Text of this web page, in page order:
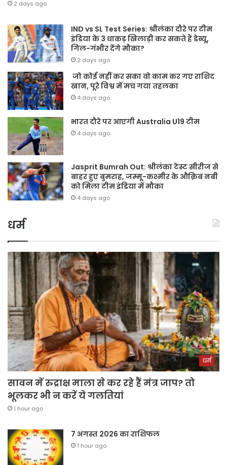
2 days ago
IND vs SL Test Series: श्रीलंका दौरे पर टीम
इंडिया के 3 धाकड़ खिलाड़ी कर सकते हैं डेब्यू,
गिल-गंभीर देंगे मौका?
2 days ago
जो कोई नहीं कर सका वो काम कर गए राशिद
खान, पूरे विश्व में मच गया तहलका
4 days ago
भारत दौरे पर आएगी Australia U19 टीम
4 days ago
Jasprit Bumrah Out: श्रीलंका टेस्ट सीरीज से
बाहर हुए बुमराह, जम्मू-कश्मीर के औक़िब नबी
को मिला टीम इंडिया में मौका
4 days ago
धर्म
धर्म
सावन में रुद्राक्ष माला से कर रहे हैं मंत्र जाप? तो
भूलकर भी न करें ये गलतियां
1 hour ago
7 अगस्त 2026 का राशिफल
1 hour ago